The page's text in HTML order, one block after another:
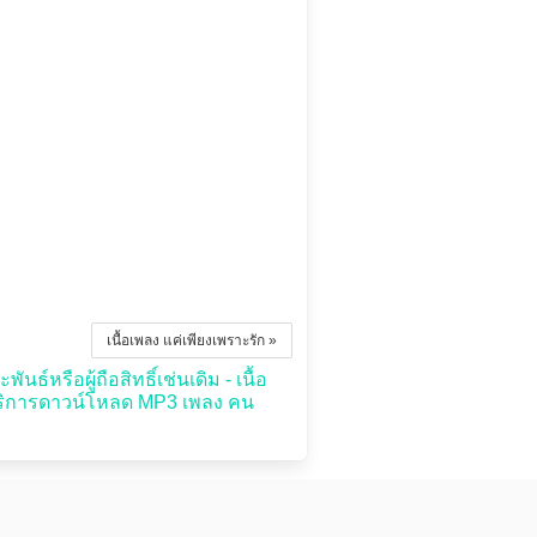
เนื้อเพลง แค่เพียงเพราะรัก »
พันธ์หรือผู้ถือสิทธิ์เช่นเดิม - เนื้อ
ารดาวน์โหลด MP3 เพลง คน